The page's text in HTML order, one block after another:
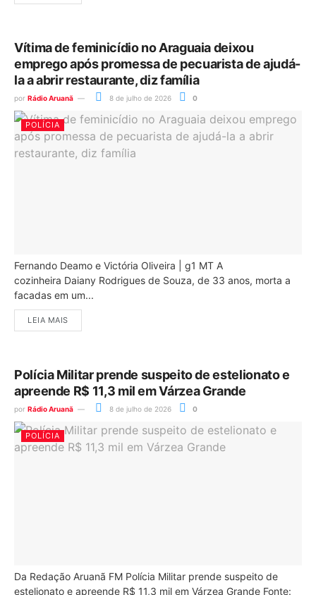
Vítima de feminicídio no Araguaia deixou
emprego após promessa de pecuarista de ajudá-
la a abrir restaurante, diz família
por Rádio Aruanã 8 de julho de 2026 0
POLÍCIA
Fernando Deamo e Victória Oliveira | g1 MT A
cozinheira Daiany Rodrigues de Souza, de 33 anos, morta a
facadas em um...
LEIA MAIS
Polícia Militar prende suspeito de estelionato e
apreende R$ 11,3 mil em Várzea Grande
por Rádio Aruanã 8 de julho de 2026 0
POLÍCIA
Da Redação Aruanã FM Polícia Militar prende suspeito de
estelionato e apreende R$ 11,3 mil em Várzea Grande Fonte: